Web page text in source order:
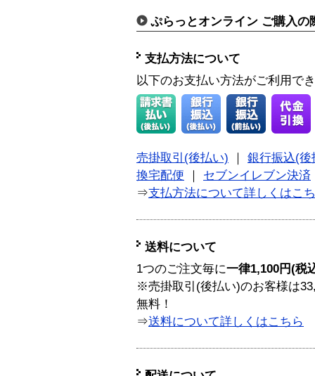
ぷらっとオンライン ご購入の
支払方法について
以下のお支払い方法がご利用で
売掛取引(後払い)
銀行振込(後
換宅配便
セブンイレブン決済
⇒支払方法について詳しくはこ
送料について
1つのご注文毎に一律1,100円(税
※売掛取引(後払い)のお客様は
無料！
⇒送料について詳しくはこちら